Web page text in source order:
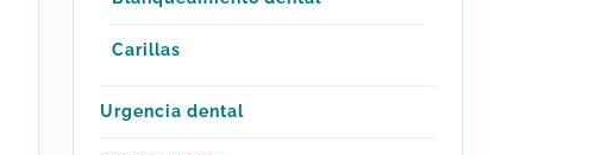
Carillas
Urgencia dental